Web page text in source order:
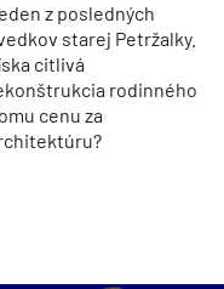
z posledných
starej Petržalky.
citlivá
rodinného
cenu za